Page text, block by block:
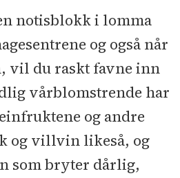
notisblokk i lomma
og også når
vil du raskt favne inn
vårblomstrende har
og andre
og villvin likeså, og
som bryter dårlig,